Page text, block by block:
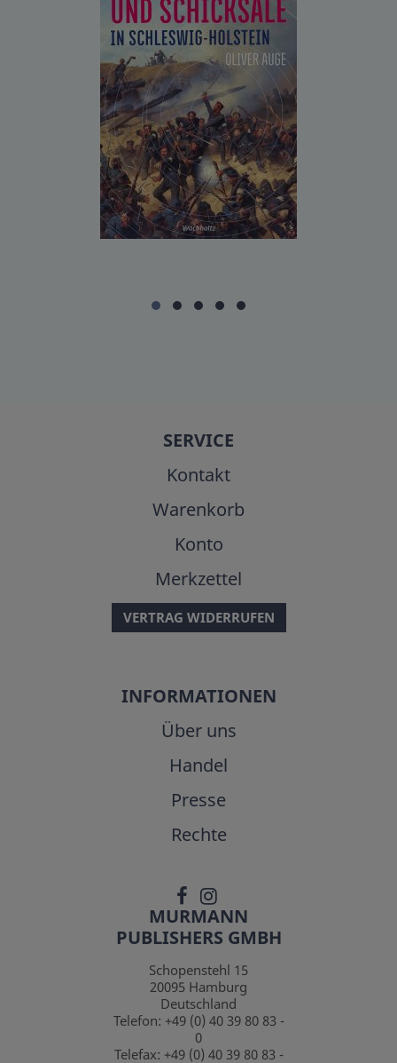
SERVICE
Kontakt
Warenkorb
Konto
Merkzettel
VERTRAG WIDERRUFEN
INFORMATIONEN
Über uns
Handel
Presse
Rechte
MURMANN
PUBLISHERS GMBH
Schopenstehl 15
20095 Hamburg
Deutschland
Telefon: +49 (0) 40 39 80 83 -
0
Telefax: +49 (0) 40 39 80 83 -